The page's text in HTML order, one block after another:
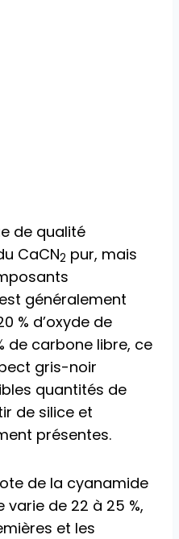
de qualité
CaCN2 pur, mais
généralement
% d’oxyde de
de carbone libre, ce
gris-noir
quantités de
de silice et
présentes.
de la cyanamide
de 22 à 25 %,
et les